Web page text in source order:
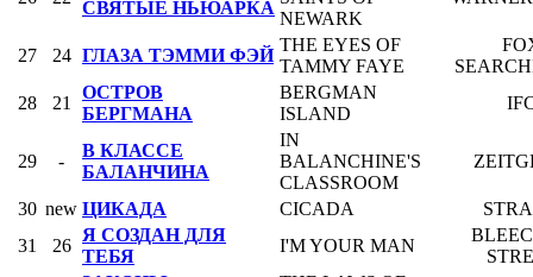
СВЯТЫЕ НЬЮАРКА
NEWARK
27 24 ГЛАЗА ТЭММИ ФЭЙ
THE EYES OF
TAMMY FAYE
28
21
ОСТРОВ
БЕРГМАНА
BERGMAN
ISLAND
29 -
В КЛАССЕ
БАЛАНЧИНА
IN
BALANCHINE'S
CLASSROOM
30 new ЦИКАДА CICADA
31
26
Я СОЗДАН ДЛЯ
ТЕБЯ
I'M YOUR MAN